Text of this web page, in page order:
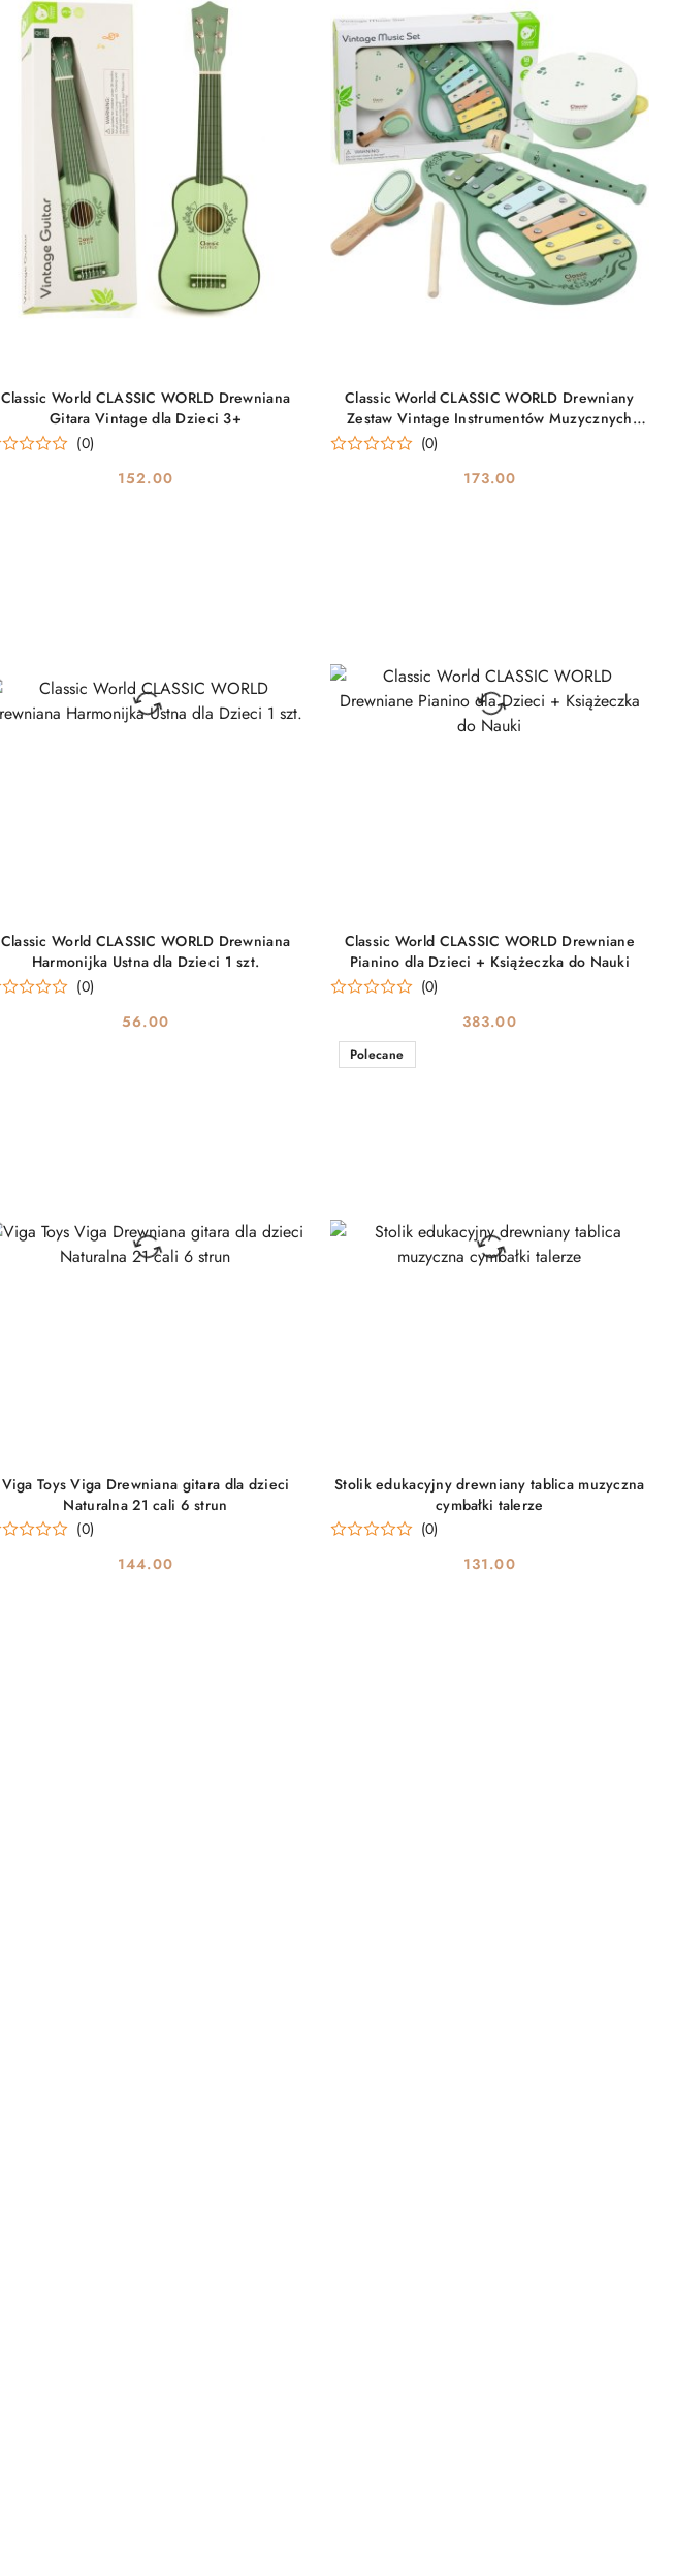
Classic World CLASSIC WORLD Drewniana
Gitara Vintage dla Dzieci 3+
(0)
Cena:
152.00
DO KOSZYKA
Classic World CLASSIC WORLD Drewniany
Zestaw Vintage Instrumentów Muzycznych
(0)
Cena:
173.00
DO KOSZYKA
Classic World CLASSIC WORLD Drewniana
Harmonijka Ustna dla Dzieci 1 szt.
(0)
Cena:
56.00
DO KOSZYKA
Classic World CLASSIC WORLD Drewniane
Pianino dla Dzieci + Książeczka do Nauki
(0)
Cena:
383.00
DO KOSZYKA
Viga Toys Viga Drewniana gitara dla dzieci
Naturalna 21 cali 6 strun
(0)
Cena:
144.00
DO KOSZYKA
Stolik edukacyjny drewniany tablica muzyczna
cymbałki talerze
(0)
Cena:
131.00
Polecane
PRODUKT NIEDOSTĘPNY